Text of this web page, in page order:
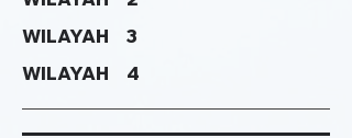
WILAYAH 3
WILAYAH 4